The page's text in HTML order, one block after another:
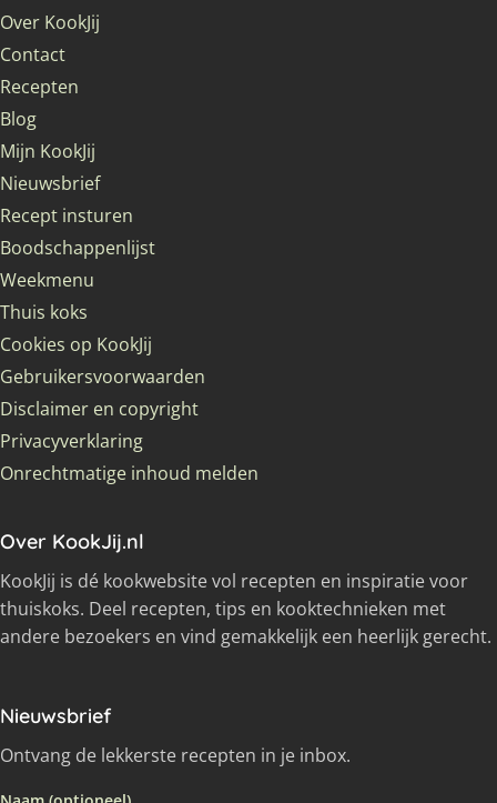
Over KookJij
Contact
Recepten
Blog
Mijn KookJij
Nieuwsbrief
Recept insturen
Boodschappenlijst
Weekmenu
Thuis koks
Cookies op KookJij
Gebruikersvoorwaarden
Disclaimer en copyright
Privacyverklaring
Onrechtmatige inhoud melden
Over KookJij.nl
KookJij is dé kookwebsite vol recepten en inspiratie voor
thuiskoks. Deel recepten, tips en kooktechnieken met
andere bezoekers en vind gemakkelijk een heerlijk gerecht.
Nieuwsbrief
Ontvang de lekkerste recepten in je inbox.